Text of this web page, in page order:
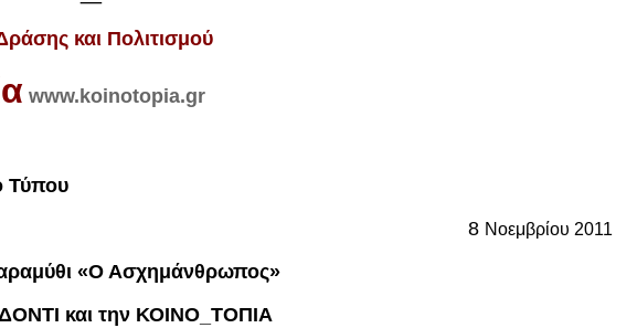
και Πολιτισμού
www.koinotopia.gr
Τύπου
8 Νοεμβρίου 2011
«Ο Ασχημάνθρωπος»
και την ΚΟΙΝΟ_ΤΟΠΙΑ